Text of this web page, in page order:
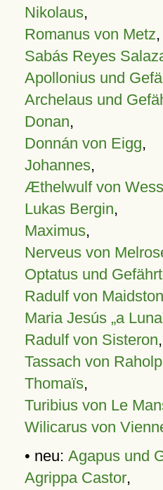
Nikolaus,
Romanus von Metz,
Sabás Reyes
Apollonius und
Archelaus und
Donan,
Donnán von Eigg,
Johannes,
Æthelwulf von
Lukas Bergin,
Maximus,
Nerveus von
Optatus und
Radulf von
Maria Jesús „a
Radulf von Sisteron,
Tassach von Raholp
Thomaïs,
Turibius von Le
Wilicarus von
• neu: Agapus und
Agrippa Castor,